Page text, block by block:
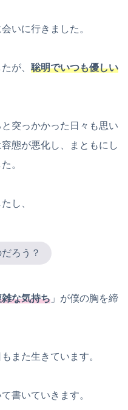
いに行きました。
が、 聡明でいつも優しい
突っかかった日々も思い
態が悪化し、まともにし
。
し、
ろう？
雑な気持ち 」が僕の胸を締
また生きています。
書いていきます。